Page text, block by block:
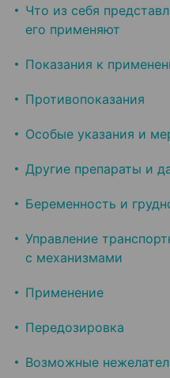
Что из себя
его применяют
Показания к
Противопоказания
Особые указания и
Другие препараты и
Беременность и
Управление
с механизмами
Применение
Передозировка
Возможные